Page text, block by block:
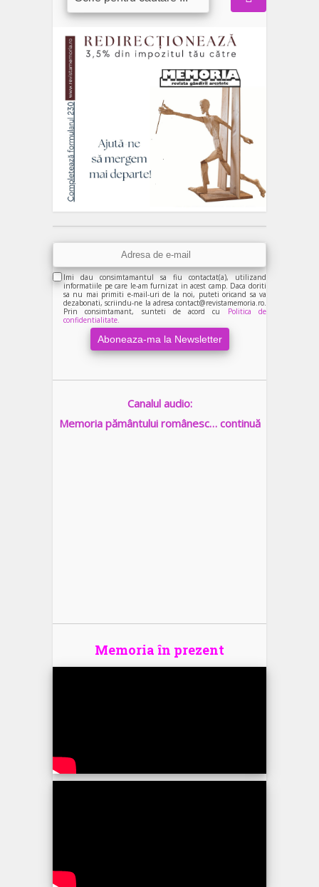
Imi dau consimtamantul sa fiu contactat(a), utilizand
informatiile pe care le-am furnizat in acest camp. Daca doriti
sa nu mai primiti e-mail-uri de la noi, puteti oricand sa va
dezabonati, scriindu-ne la adresa contact@revistamemoria.ro.
Prin consimtamant, sunteti de acord cu Politica de
confidentialitate.
Canalul audio:
Memoria pământului românesc… continuă
Memoria în prezent